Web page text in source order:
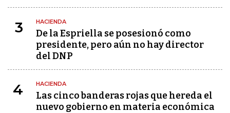
3 HACIENDA
De la Espriella se posesionó como
presidente, pero aún no hay director
del DNP
4 HACIENDA
Las cinco banderas rojas que hereda el
nuevo gobierno en materia económica